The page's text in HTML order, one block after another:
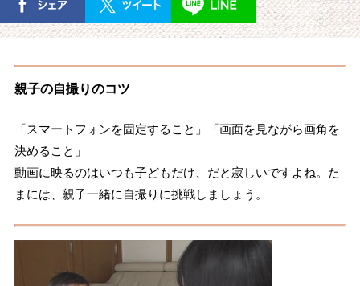
親子の自撮りのコツ
「スマートフォンを固定すること」「画面を見ながら画角を
決めること」
動画に映るのはいつも子どもだけ、だと寂しいですよね。た
まには、親子一緒に自撮りに挑戦しましょう。